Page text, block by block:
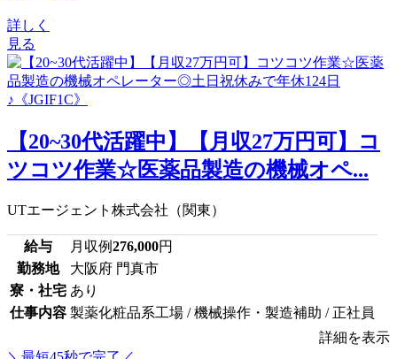
詳しく
見る
【20~30代活躍中】【月収27万円可】コ
ツコツ作業☆医薬品製造の機械オペ...
UTエージェント株式会社（関東）
給与 月収例276,000円
勤務地
大阪府 門真市
寮・社宅 あり
仕事内容 製薬化粧品系工場 / 機械操作・製造補助 / 正社員
詳細を表示